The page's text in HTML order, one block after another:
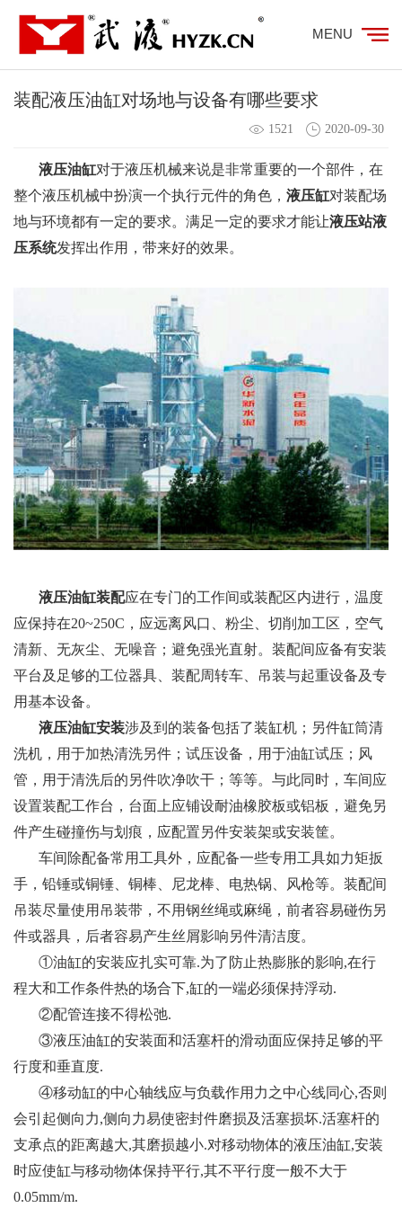
MENU
装配液压油缸对场地与设备有哪些要求
1521 2020-09-30
液压油缸对于液压机械来说是非常重要的一个部件，在
整个液压机械中扮演一个执行元件的角色， 液压缸对装配场
地与环境都有一定的要求。满足一定的要求才能让液压站液
压系统发挥出作用，带来好的效果。
液压油缸装配应在专门的工作间或装配区内进行，温度
应保持在20~250C，应远离风口、粉尘、切削加工区，空气
清新、无灰尘、无噪音；避免强光直射。装配间应备有安装
平台及足够的工位器具、装配周转车、吊装与起重设备及专
用基本设备。
液压油缸安装涉及到的装备包括了装缸机；另件缸筒清
洗机，用于加热清洗另件；试压设备，用于油缸试压；风
管，用于清洗后的另件吹净吹干；等等。与此同时，车间应
设置装配工作台，台面上应铺设耐油橡胶板或铝板，避免另
件产生碰撞伤与划痕，应配置另件安装架或安装筐。
车间除配备常用工具外，应配备一些专用工具如力矩扳
手，铅锤或铜锤、铜棒、尼龙棒、电热锅、风枪等。装配间
吊装尽量使用吊装带，不用钢丝绳或麻绳，前者容易碰伤另
件或器具，后者容易产生丝屑影响另件清洁度。
①油缸的安装应扎实可靠.为了防止热膨胀的影响,在行
程大和工作条件热的场合下,缸的一端必须保持浮动.
②配管连接不得松弛.
③液压油缸的安装面和活塞杆的滑动面应保持足够的平
行度和垂直度.
④移动缸的中心轴线应与负载作用力之中心线同心,否则
会引起侧向力,侧向力易使密封件磨损及活塞损坏.活塞杆的
支承点的距离越大,其磨损越小.对移动物体的液压油缸,安装
时应使缸与移动物体保持平行,其不平行度一般不大于
0.05mm/m.